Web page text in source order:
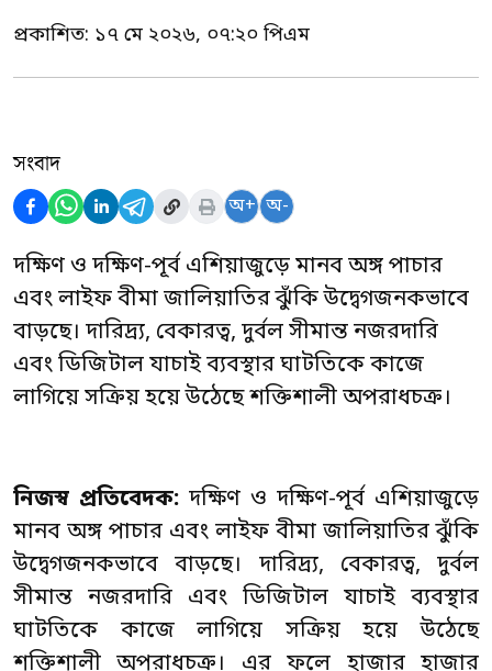
প্রকাশিত: ১৭ মে ২০২৬, ০৭:২০ পিএম
সংবাদ
অ+ অ-
দক্ষিণ ও দক্ষিণ-পূর্ব এশিয়াজুড়ে মানব অঙ্গ পাচার
এবং লাইফ বীমা জালিয়াতির ঝুঁকি উদ্বেগজনকভাবে
বাড়ছে। দারিদ্র্য, বেকারত্ব, দুর্বল সীমান্ত নজরদারি
এবং ডিজিটাল যাচাই ব্যবস্থার ঘাটতিকে কাজে
লাগিয়ে সক্রিয় হয়ে উঠেছে শক্তিশালী অপরাধচক্র।
নিজস্ব প্রতিবেদক: দক্ষিণ ও দক্ষিণ-পূর্ব এশিয়াজুড়ে
মানব অঙ্গ পাচার এবং লাইফ বীমা জালিয়াতির ঝুঁকি
উদ্বেগজনকভাবে বাড়ছে। দারিদ্র্য, বেকারত্ব, দুর্বল
সীমান্ত নজরদারি এবং ডিজিটাল যাচাই ব্যবস্থার
ঘাটতিকে কাজে লাগিয়ে সক্রিয় হয়ে উঠেছে
শক্তিশালী অপরাধচক্র। এর ফলে হাজার হাজার